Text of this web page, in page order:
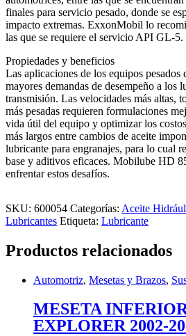
finales para servicio pesado, donde se
impacto extremas. ExxonMobil lo
las que se requiere el servicio API GL-5.
Propiedades y beneficios
Las aplicaciones de los equipos pesados
mayores demandas de desempeño a los
transmisión. Las velocidades más altas,
más pesadas requieren formulaciones
vida útil del equipo y optimizar los
más largos entre cambios de aceite
lubricante para engranajes, para lo cual
base y aditivos eficaces. Mobilube HD
enfrentar estos desafíos.
SKU: 600054 Categorías: Aceite
Lubricantes Etiqueta: Lubricante
Productos relacionados
Automotriz, Mesetas y Brazos,
MESETA
EXPLORER 2002-